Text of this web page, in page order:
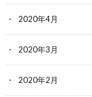
2020年4月
2020年3月
2020年2月